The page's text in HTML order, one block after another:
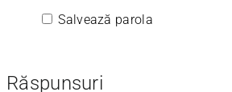
Salvează parola
Răspunsuri